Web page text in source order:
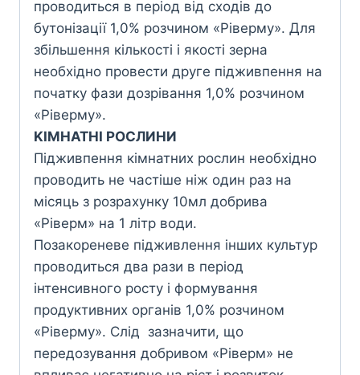
проводиться в період від сходів до
бутонізації 1,0% розчином «Ріверму». Для
збільшення кількості i якості зерна
необхідно провести друге підживпення на
початку фази дозрівання 1,0% розчином
«Ріверму».
KIMHATHI POCЛИHИ
Підживпення кімнатних рослин необхідно
проводить не частіше ніж один раз на
місяць з розрахунку 10мл добрива
«Ріверм» на 1 літр води.
Позакореневе підживлення інших культур
проводиться два рази в період
інтенсивного росту i формування
продуктивних органів 1,0% розчином
«Ріверму». Слід зазначити, що
передозування добривом «Ріверм» не